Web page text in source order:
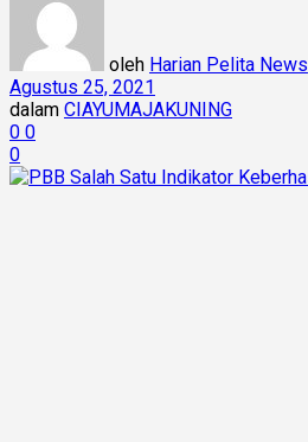
oleh Harian Pelita News
Agustus 25, 2021
dalam CIAYUMAJAKUNING
0 0
0